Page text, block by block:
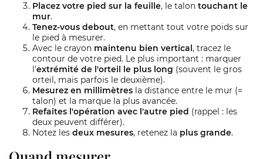
Placez votre pied sur la feuille, le talon touchant le
mur.
Tenez-vous debout, en mettant tout votre poids sur
le pied à mesurer.
Avec le crayon maintenu bien vertical, tracez le
contour de votre pied. Le plus important : marquer
l'extrémité de l'orteil le plus long (souvent le gros
orteil, mais parfois le deuxième).
Mesurez en millimètres la distance entre le mur (=
talon) et la marque la plus avancée.
Refaites l'opération avec l'autre pied (rappel : les
deux peuvent différer).
Notez les deux mesures, retenez la plus grande.